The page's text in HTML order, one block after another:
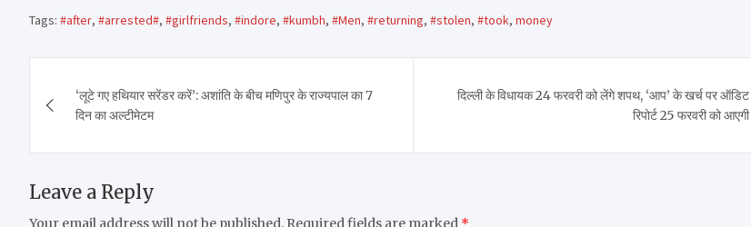
Tags: #after, #arrested#, #girlfriends, #indore, #kumbh, #Men, #returning, #stolen, #took, money
navigation
‘लूटे गए हथियार सरेंडर करें’: अशांति के बीच मणिपुर के राज्यपाल का 7
दिन का अल्टीमेटम
दिल्ली के विधायक 24 फरवरी को लेंगे शपथ, ‘आप’ के खर्च पर ऑडिट
रिपोर्ट 25 फरवरी को आएगी
Leave a Reply
Your email address will not be published. Required fields are marked *